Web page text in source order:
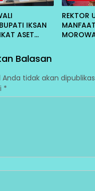
IKSAN
ASET
REKTOR
Balasan
tidak akan
*